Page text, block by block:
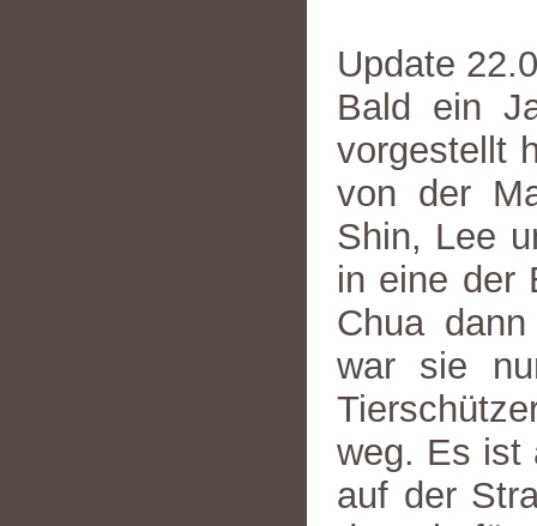
Update
Bald ein
vorgestellt
von der
Shin, Lee
in eine der
Chua
war sie
weg. Es ist
auf der